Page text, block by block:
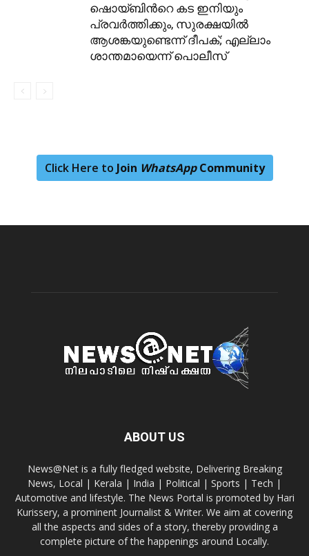
ഷൊയ്ബിന്‍റെ കട ഇനിയും
പ്രവർത്തിക്കും, സുരക്ഷയിൽ
ആശങ്കയുണ്ടെന്ന് ദീപക്; എല്ലാം
ശാന്തമായെന്ന് പൊലീസ്
Click Here to Join WhatsAppCommunity
ABOUT US
News@Net is a fully fledged website, Delivering Breaking
News, Local | Kerala | India | Political | Sports | Tech |
Automotive and lifestyle. The News Portal is promoted by Hari
Kurissery, a prominent Journalist & Writer. We aim at covering
all the aspects and sides of a story, thereby providing a
complete picture of the happenings around Locally.